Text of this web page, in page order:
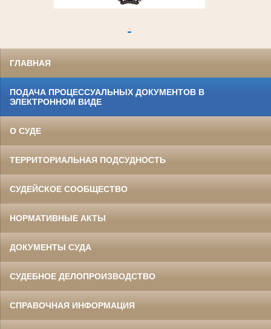
.
ГЛАВНАЯ
ПОДАЧА ПРОЦЕССУАЛЬНЫХ ДОКУМЕНТОВ В
ЭЛЕКТРОННОМ ВИДЕ
О СУДЕ
ТЕРРИТОРИАЛЬНАЯ ПОДСУДНОСТЬ
СУДЕЙСКОЕ СООБЩЕСТВО
НОРМАТИВНЫЕ АКТЫ
ДОКУМЕНТЫ СУДА
СУДЕБНОЕ ДЕЛОПРОИЗВОДСТВО
СПРАВОЧНАЯ ИНФОРМАЦИЯ